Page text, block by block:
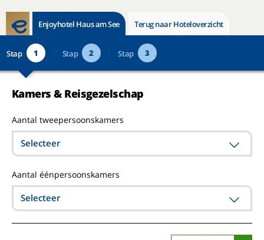
Enjoyhotel Haus am See Terug naar Hoteloverzicht
Stap 1 Stap 2 Stap 3
Kamers & Reisgezelschap
Aantal tweepersoonskamers
Selecteer
Aantal éénpersoonskamers
Selecteer